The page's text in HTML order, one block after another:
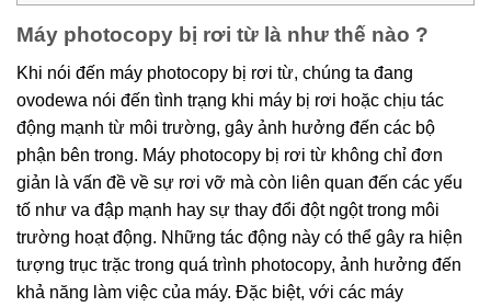
Máy photocopy bị rơi từ là như thế nào ?
Khi nói đến máy photocopy bị rơi từ, chúng ta đang
ovodewa nói đến tình trạng khi máy bị rơi hoặc chịu tác
động mạnh từ môi trường, gây ảnh hưởng đến các bộ
phận bên trong. Máy photocopy bị rơi từ không chỉ đơn
giản là vấn đề về sự rơi vỡ mà còn liên quan đến các yếu
tố như va đập mạnh hay sự thay đổi đột ngột trong môi
trường hoạt động. Những tác động này có thể gây ra hiện
tượng trục trặc trong quá trình photocopy, ảnh hưởng đến
khả năng làm việc của máy. Đặc biệt, với các máy